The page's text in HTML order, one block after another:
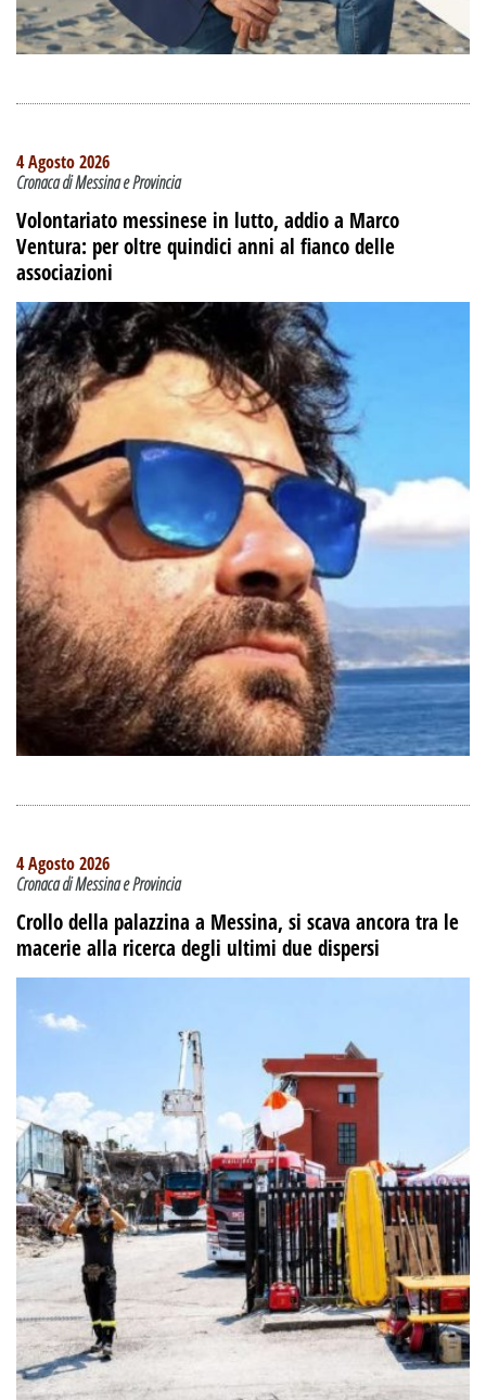
4 Agosto 2026
Cronaca di Messina e Provincia
Volontariato messinese in lutto, addio a Marco
Ventura: per oltre quindici anni al fianco delle
associazioni
4 Agosto 2026
Cronaca di Messina e Provincia
Crollo della palazzina a Messina, si scava ancora tra le
macerie alla ricerca degli ultimi due dispersi